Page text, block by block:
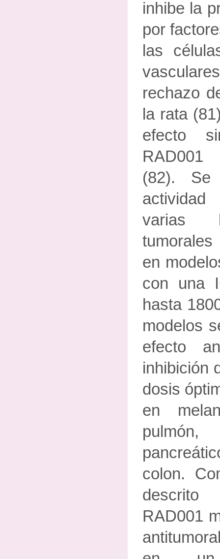
inhibe la
por
las
rechazo
la rata
efecto
(82).
actividad
varias
en
con una
hasta
modelos
efecto
inhibición
dosis
en
pulmón,
colon.
descrito
RAD001